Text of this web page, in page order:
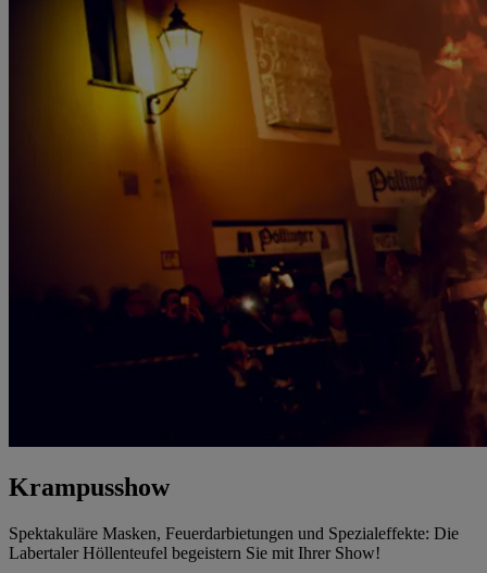
Krampusshow
Spektakuläre Masken, Feuerdarbietungen und Spezialeffekte: Die
Labertaler Höllenteufel begeistern Sie mit Ihrer Show!